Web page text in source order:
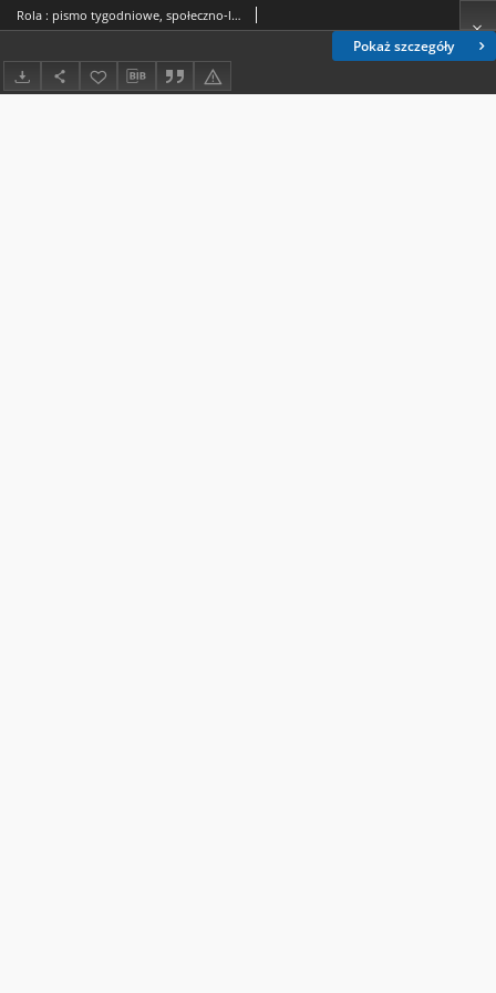
Pokaż szczegóły
Rola : pismo tygodniowe, społeczno-literackie / pod red. Jana Jeleńskiego R. 8, Nr 49 (24 listopada/6 grudnia 1890)